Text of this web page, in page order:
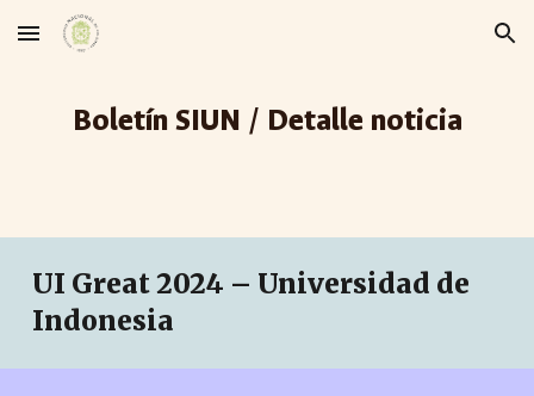
Skip to main content Skip to navigation
Boletín SIUN / Detalle noticia
UI Great 2024 – Universidad de
Indonesia